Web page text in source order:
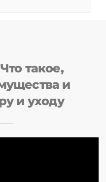
такое,
и
и уходу